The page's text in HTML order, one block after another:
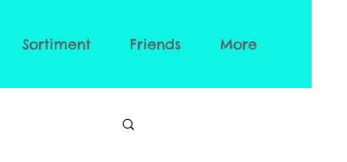
Sortiment Friends More